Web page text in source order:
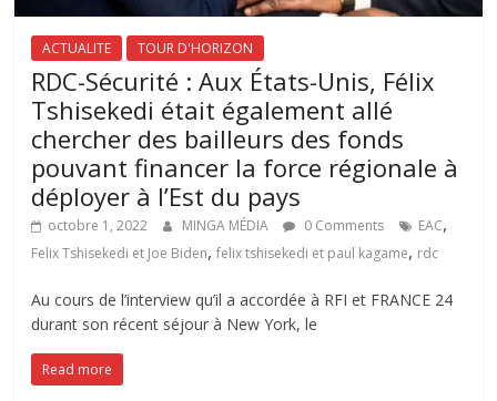
ACTUALITE TOUR D'HORIZON
RDC-Sécurité : Aux États-Unis, Félix
Tshisekedi était également allé
chercher des bailleurs des fonds
pouvant financer la force régionale à
déployer à l’Est du pays
octobre 1, 2022 MINGA MÉDIA 0 Comments EAC,
Felix Tshisekedi et Joe Biden,felix tshisekedi et paul kagame, rdc
Au cours de l’interview qu’il a accordée à RFI et FRANCE 24
durant son récent séjour à New York, le
Read more